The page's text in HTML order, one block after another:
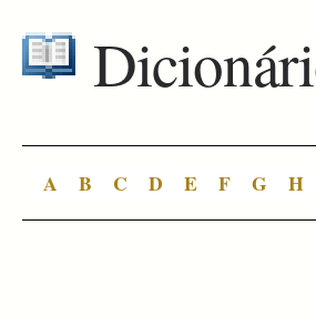
A B C D E F G H